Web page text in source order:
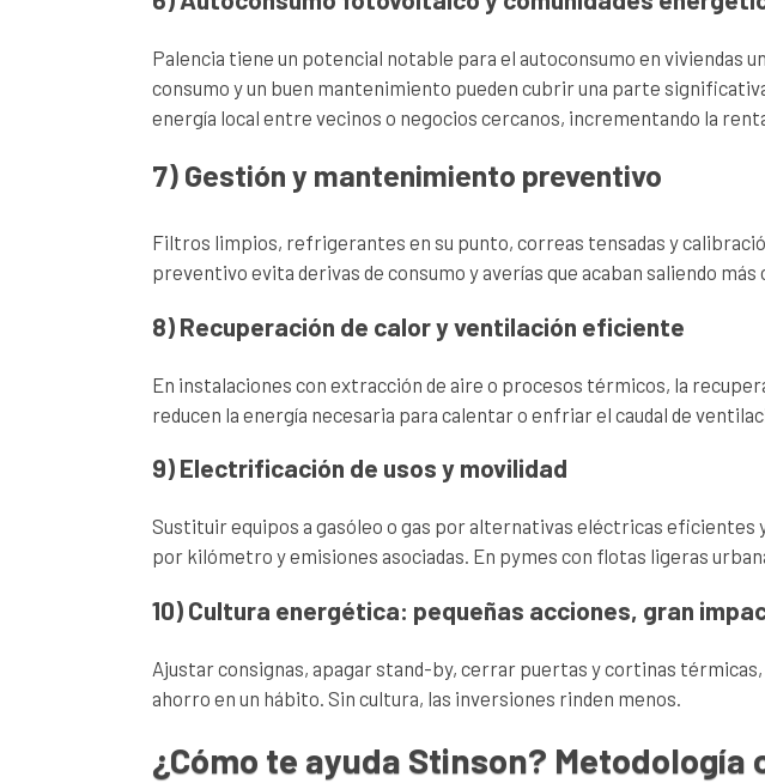
Palencia tiene un potencial notable para el autoconsumo en viviendas
consumo y un buen mantenimiento pueden cubrir una parte
energía local entre vecinos o negocios cercanos, incrementando la
7) Gestión y mantenimiento preventivo
Filtros limpios, refrigerantes en su punto, correas tensadas y
preventivo evita derivas de consumo y averías que acaban saliendo más
8) Recuperación de calor y ventilación eficiente
En instalaciones con extracción de aire o procesos térmicos, la
reducen la energía necesaria para calentar o enfriar el caudal de
9) Electrificación de usos y movilidad
Sustituir equipos a gasóleo o gas por alternativas eléctricas
por kilómetro y emisiones asociadas. En pymes con flotas ligeras
10) Cultura energética: pequeñas acciones, gran
Ajustar consignas, apagar stand-by, cerrar puertas y cortinas
ahorro en un hábito. Sin cultura, las inversiones rinden menos.
¿Cómo te ayuda Stinson?